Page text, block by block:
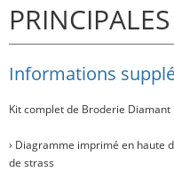
PRINCIPALES
Informations
Kit complet de Broderie Diamant
› Diagramme imprimé en haute
de strass